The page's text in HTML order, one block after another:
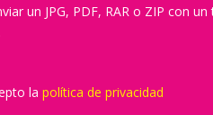
un JPG, PDF, RAR o ZIP con
la política de privacidad